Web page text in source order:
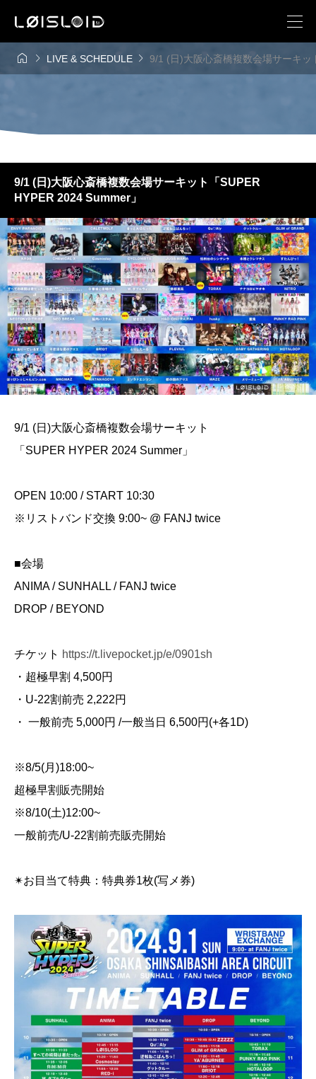
  LIVE & SCHEDULE  9/1 (日)大阪心斎橋複数会場サーキ
9/1 (日)大阪心斎橋複数会場サーキット「SUPER
HYPER 2024 Summer」
9/1 (日)大阪心斎橋複数会場サーキット
「SUPER HYPER 2024 Summer」
OPEN 10:00 / START 10:30
※リストバンド交換 9:00~ @ FANJ twice
■会場
ANIMA / SUNHALL / FANJ twice
DROP / BEYOND
チケット https://t.livepocket.jp/e/0901sh
・超極早割 4,500円
・U-22割前売 2,222円
・ 一般前売 5,000円 /一般当日 6,500円(+各1D)
※8/5(月)18:00~
超極早割販売開始
※8/10(土)12:00~
一般前売/U-22割前売販売開始
✴︎お目当て特典：特典券1枚(写メ券)